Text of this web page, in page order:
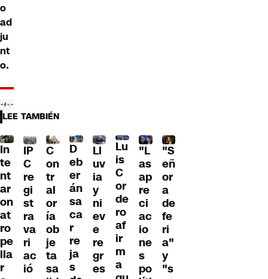
o
ad
ju
nt
o.
LEE TAMBIÉN
In
te
nt
ar
on
at
ro
pe
lla
r
IP
C
re
gi
st
ra
va
ri
ac
ió
C
on
tr
al
or
ía
ob
je
ta
sa
D
eb
er
án
sa
ca
r
re
ja
s
Ll
uv
ia
y
ni
ev
e
re
gr
es
Lu
is
C
or
de
ro
af
ir
m
a
"L
as
ap
re
ci
ac
io
ne
s
po
"S
eñ
or
a
de
fe
ri
a"
y
"s